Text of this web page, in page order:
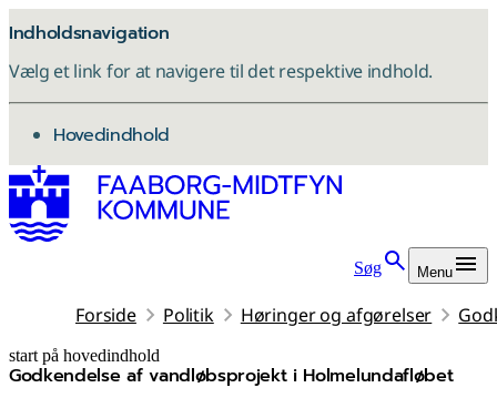
Indholdsnavigation
Vælg et link for at navigere til det respektive indhold.
gå til
Hovedindhold
Søg Menu
Forside Politik Høringer og afgørelser
start på hovedindhold
Godkendelse af vandløbsprojekt i Holmelundafløbet
senest opdateret 3. december 2025